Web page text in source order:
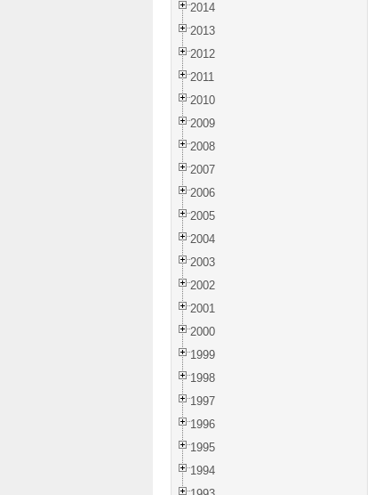
2014
2013
2012
2011
2010
2009
2008
2007
2006
2005
2004
2003
2002
2001
2000
1999
1998
1997
1996
1995
1994